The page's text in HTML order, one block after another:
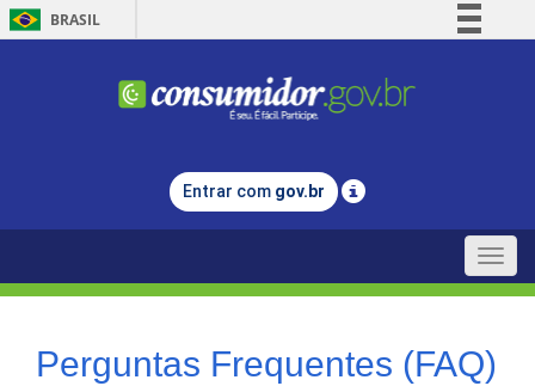
BRASIL
Comunica BR
Legislação
Entrar com gov.br
Toggle
Perguntas Frequentes (FAQ)